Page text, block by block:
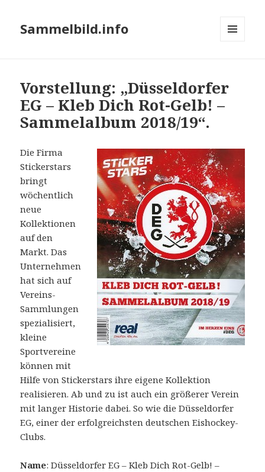
Sammelbild.info
Vorstellung: „Düsseldorfer
EG – Kleb Dich Rot-Gelb! –
Sammelalbum 2018/19“.
Die Firma
Stickerstars
bringt
wöchentlich
neue
Kollektionen
auf den
Markt. Das
Unternehmen
hat sich auf
Vereins-
Sammlungen
spezialisiert,
kleine
Sportvereine
können mit
Hilfe von Stickerstars ihre eigene Kollektion
realisieren. Ab und zu ist auch ein größerer Verein
mit langer Historie dabei. So wie die Düsseldorfer
EG, einer der erfolgreichsten deutschen Eishockey-
Clubs.
Name: Düsseldorfer EG – Kleb Dich Rot-Gelb! –